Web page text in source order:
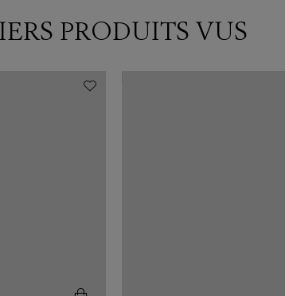
PRODUITS VUS